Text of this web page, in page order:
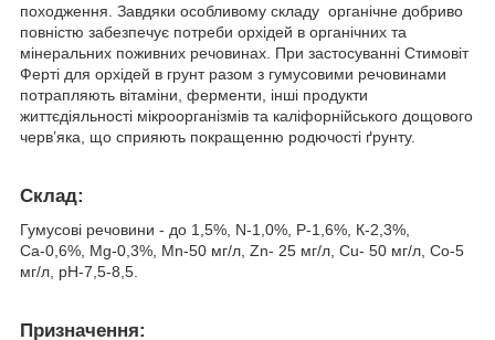
походження. Завдяки особливому складу органічне добриво
повністю забезпечує потреби орхідей в органічних та
мінеральних поживних речовинах. При застосуванні Стимовіт
Ферті для орхідей в грунт разом з гумусовими речовинами
потрапляють вітаміни, ферменти, інші продукти
життєдіяльності мікроорганізмів та каліфорнійського дощового
черв’яка, що сприяють покращенню родючості ґрунту.
Склад:
Гумусові речовини - до 1,5%, N-1,0%, Р-1,6%, К-2,3%,
Са-0,6%, Mg-0,3%, Mn-50 мг/л, Zn- 25 мг/л, Cu- 50 мг/л, Со-5
мг/л, рН-7,5-8,5.
Призначення: